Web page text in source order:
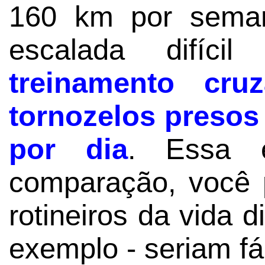
160 km por
escalada
treinamento
tornozelos
por dia. Essa
comparação,
rotineiros da vida
exemplo - seriam